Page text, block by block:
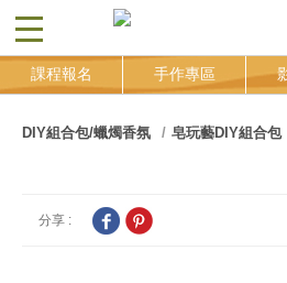
CLOSE
課程報名 手作專區
DIY組合包/蠟燭香氛 皂玩藝DIY組合包
分享 :